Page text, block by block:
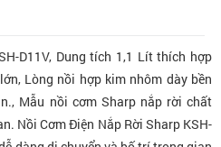
D11V, Dung tích 1,1 Lít thích hợp
Lòng nồi hợp kim nhôm dày bền
Mẫu nồi cơm Sharp nắp rời chất
Nồi Cơm Điện Nắp Rời Sharp KSH-